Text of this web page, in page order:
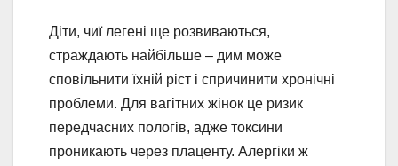
Діти, чиї легені ще розвиваються,
страждають найбільше – дим може
сповільнити їхній ріст і спричинити хронічні
проблеми. Для вагітних жінок це ризик
передчасних пологів, адже токсини
проникають через плаценту. Алергіки ж